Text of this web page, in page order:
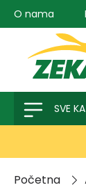
pretragu
O nama
SVE
Početna